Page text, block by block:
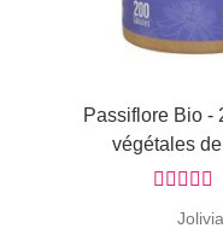
Ajouter au
Passiflore Bio -
végétales
Jolivia